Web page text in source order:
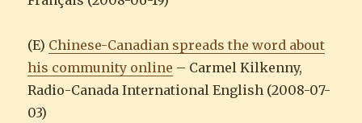
(E) Chinese-Canadian spreads the word about
his community online – Carmel Kilkenny,
Radio-Canada International English (2008-07-
03)